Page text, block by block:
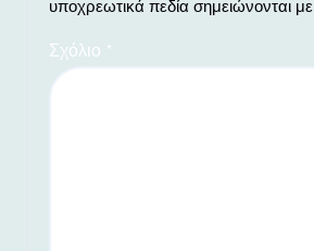
υποχρεωτικά πεδία σημειώνονται με
Σχόλιο *